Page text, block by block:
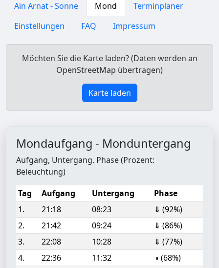
Aïn Arnat - Sonne Mond
Terminplaner
Einstellungen
FAQ Impressum
Möchten Sie die Karte laden? (Daten werden an
OpenStreetMap übertragen)
Karte laden
Mondaufgang - Monduntergang
Aufgang, Untergang. Phase (Prozent:
Beleuchtung)
Tag
Aufgang Untergang
Phase
1.
21:18 08:23
⇓ (92%)
2.
21:42 09:24
⇓ (86%)
3.
22:08 10:28
⇓ (77%)
4.
22:36 11:32
◑ (68%)